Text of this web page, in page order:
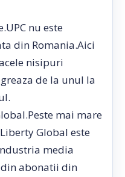
nu este
din Romania.Aici
nisipuri
de la unul la
mai mare
Global este
media
din abonatii din